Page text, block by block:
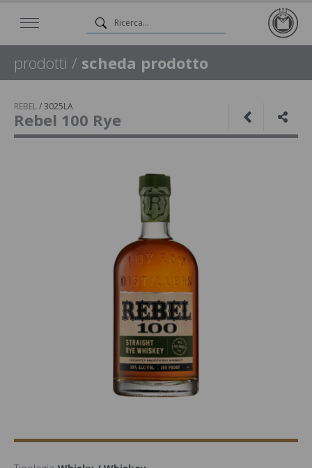
prodotti / scheda prodotto
REBEL/3025LA
Rebel 100 Rye